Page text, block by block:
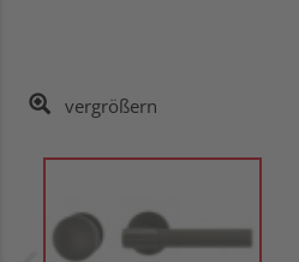
vergrößern